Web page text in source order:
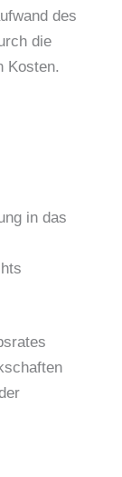
des
die
Kosten.
in das